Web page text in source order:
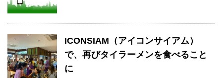
ICONSIAM（アイコンサイアム）
で、再びタイラーメンを食べること
に